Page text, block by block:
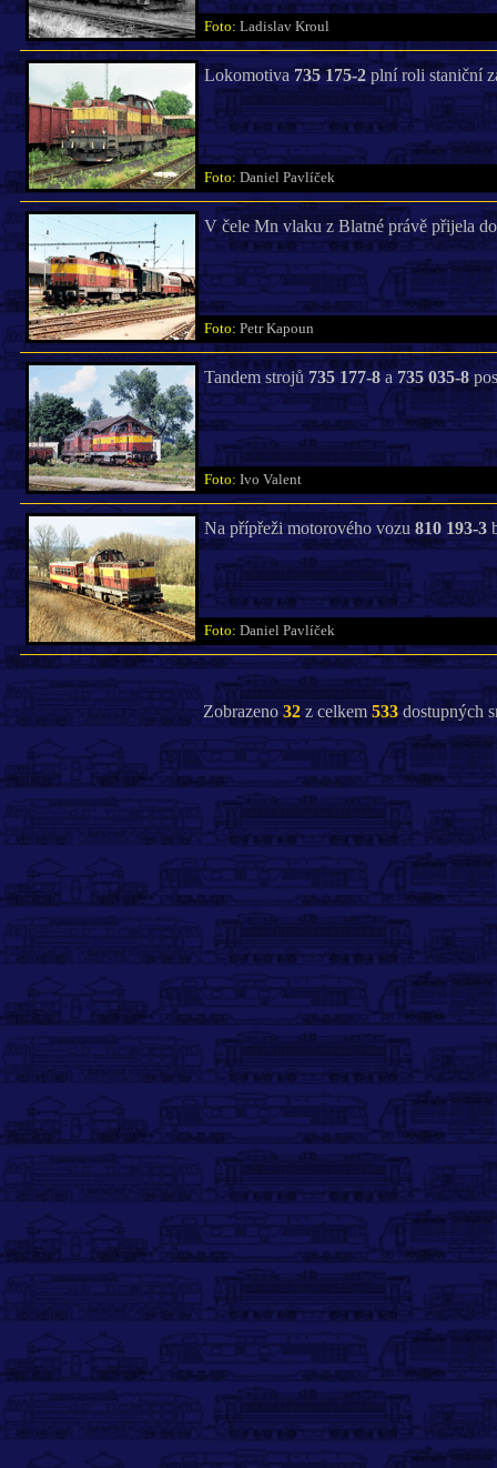
Foto: Ladislav Kroul
Lokomotiva 735 175-2plní roli staniční
Foto: Daniel Pavlíček
V čele Mn vlaku z Blatné právě přijela
Foto: Petr Kapoun
Tandem strojů 735 177-8a 735 035-8
Foto: Ivo Valent
Na přípřeži motorového vozu 810 193-3
Foto: Daniel Pavlíček
Zobrazeno 32z celkem 533dostupných